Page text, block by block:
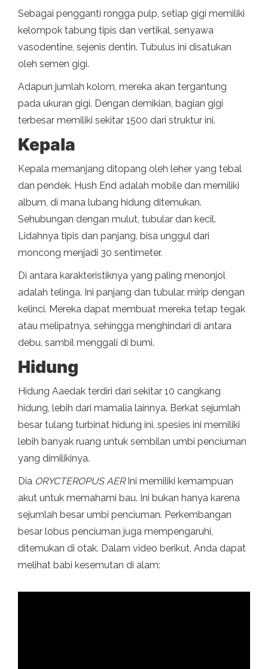
Sebagai pengganti rongga pulp, setiap gigi memiliki
kelompok tabung tipis dan vertikal, senyawa
vasodentine, sejenis dentin. Tubulus ini disatukan
oleh semen gigi.
Adapun jumlah kolom, mereka akan tergantung
pada ukuran gigi. Dengan demikian, bagian gigi
terbesar memiliki sekitar 1500 dari struktur ini.
Kepala
Kepala memanjang ditopang oleh leher yang tebal
dan pendek. Hush End adalah mobile dan memiliki
album, di mana lubang hidung ditemukan.
Sehubungan dengan mulut, tubular dan kecil.
Lidahnya tipis dan panjang, bisa unggul dari
moncong menjadi 30 sentimeter.
Di antara karakteristiknya yang paling menonjol
adalah telinga. Ini panjang dan tubular, mirip dengan
kelinci. Mereka dapat membuat mereka tetap tegak
atau melipatnya, sehingga menghindari di antara
debu, sambil menggali di bumi.
Hidung
Hidung Aaedak terdiri dari sekitar 10 cangkang
hidung, lebih dari mamalia lainnya. Berkat sejumlah
besar tulang turbinat hidung ini, spesies ini memiliki
lebih banyak ruang untuk sembilan umbi penciuman
yang dimilikinya.
Dia ORYCTEROPUS AERIni memiliki kemampuan
akut untuk memahami bau. Ini bukan hanya karena
sejumlah besar umbi penciuman. Perkembangan
besar lobus penciuman juga mempengaruhi,
ditemukan di otak. Dalam video berikut, Anda dapat
melihat babi kesemutan di alam: